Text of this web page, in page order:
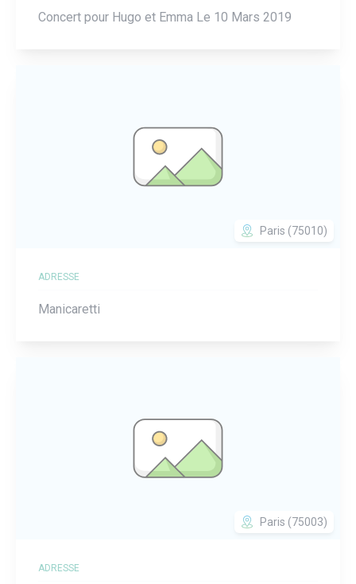
Concert pour Hugo et Emma Le 10 Mars 2019
Paris (75010)
ADRESSE
Manicaretti
Paris (75003)
ADRESSE